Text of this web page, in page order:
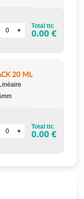
Total ttc
0.00 €
20 ML
Total ttc
0.00 €